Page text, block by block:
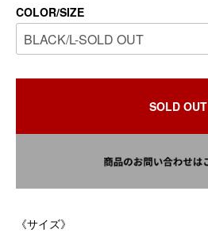
COLOR/SIZE
SOLD OUT
《サイズ》